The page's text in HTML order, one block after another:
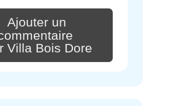
Ajouter un
Villa Bois Dore